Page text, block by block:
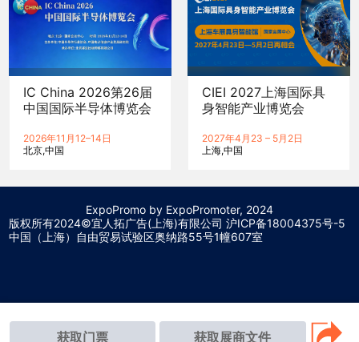
获取门票 获取展商文件
IC China 2026第26届
中国国际半导体博览会
2026年11月12–14日
北京 中国
CIEI 2027上海国际具
身智能产业博览会
2027年4月23 – 5月2日
上海 中国
ExpoPromo by ExpoPromoter, 2024
版权所有2024©宜人拓广告(上海)有限公司 沪ICP备18004375号-5
中国（上海）自由贸易试验区奥纳路55号1幢607室